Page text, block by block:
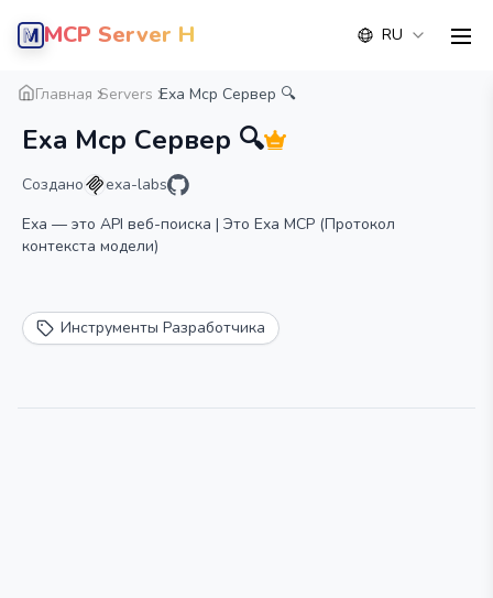
MCP Server Hub RU
Главная Servers Exa Mcp Сервер 🔍
Exa Mcp Сервер 🔍
Создано
exa-labs
Exa — это API веб-поиска | Это Exa MCP (Протокол
контекста модели)
Инструменты Разработчика
Обзор Деталь Альтернатива